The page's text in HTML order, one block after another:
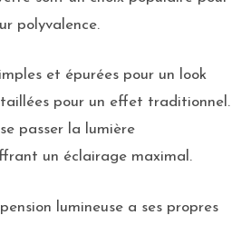
polyvalence.
et épurées pour un look
pour un effet traditionnel.
passer la lumière
un éclairage maximal.
lumineuse a ses propres